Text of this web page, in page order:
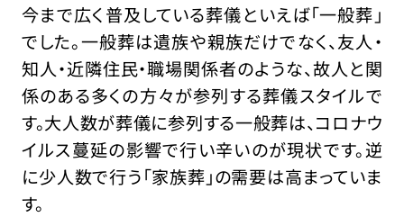
今まで広く普及している葬儀といえば「一般葬」
でした。一般葬は遺族や親族だけでなく、友人・
知人・近隣住民・職場関係者のような、故人と関
係のある多くの方々が参列する葬儀スタイルで
す。大人数が葬儀に参列する一般葬は、コロナウ
イルス蔓延の影響で行い辛いのが現状です。逆
に少人数で行う「家族葬」の需要は高まっていま
す。